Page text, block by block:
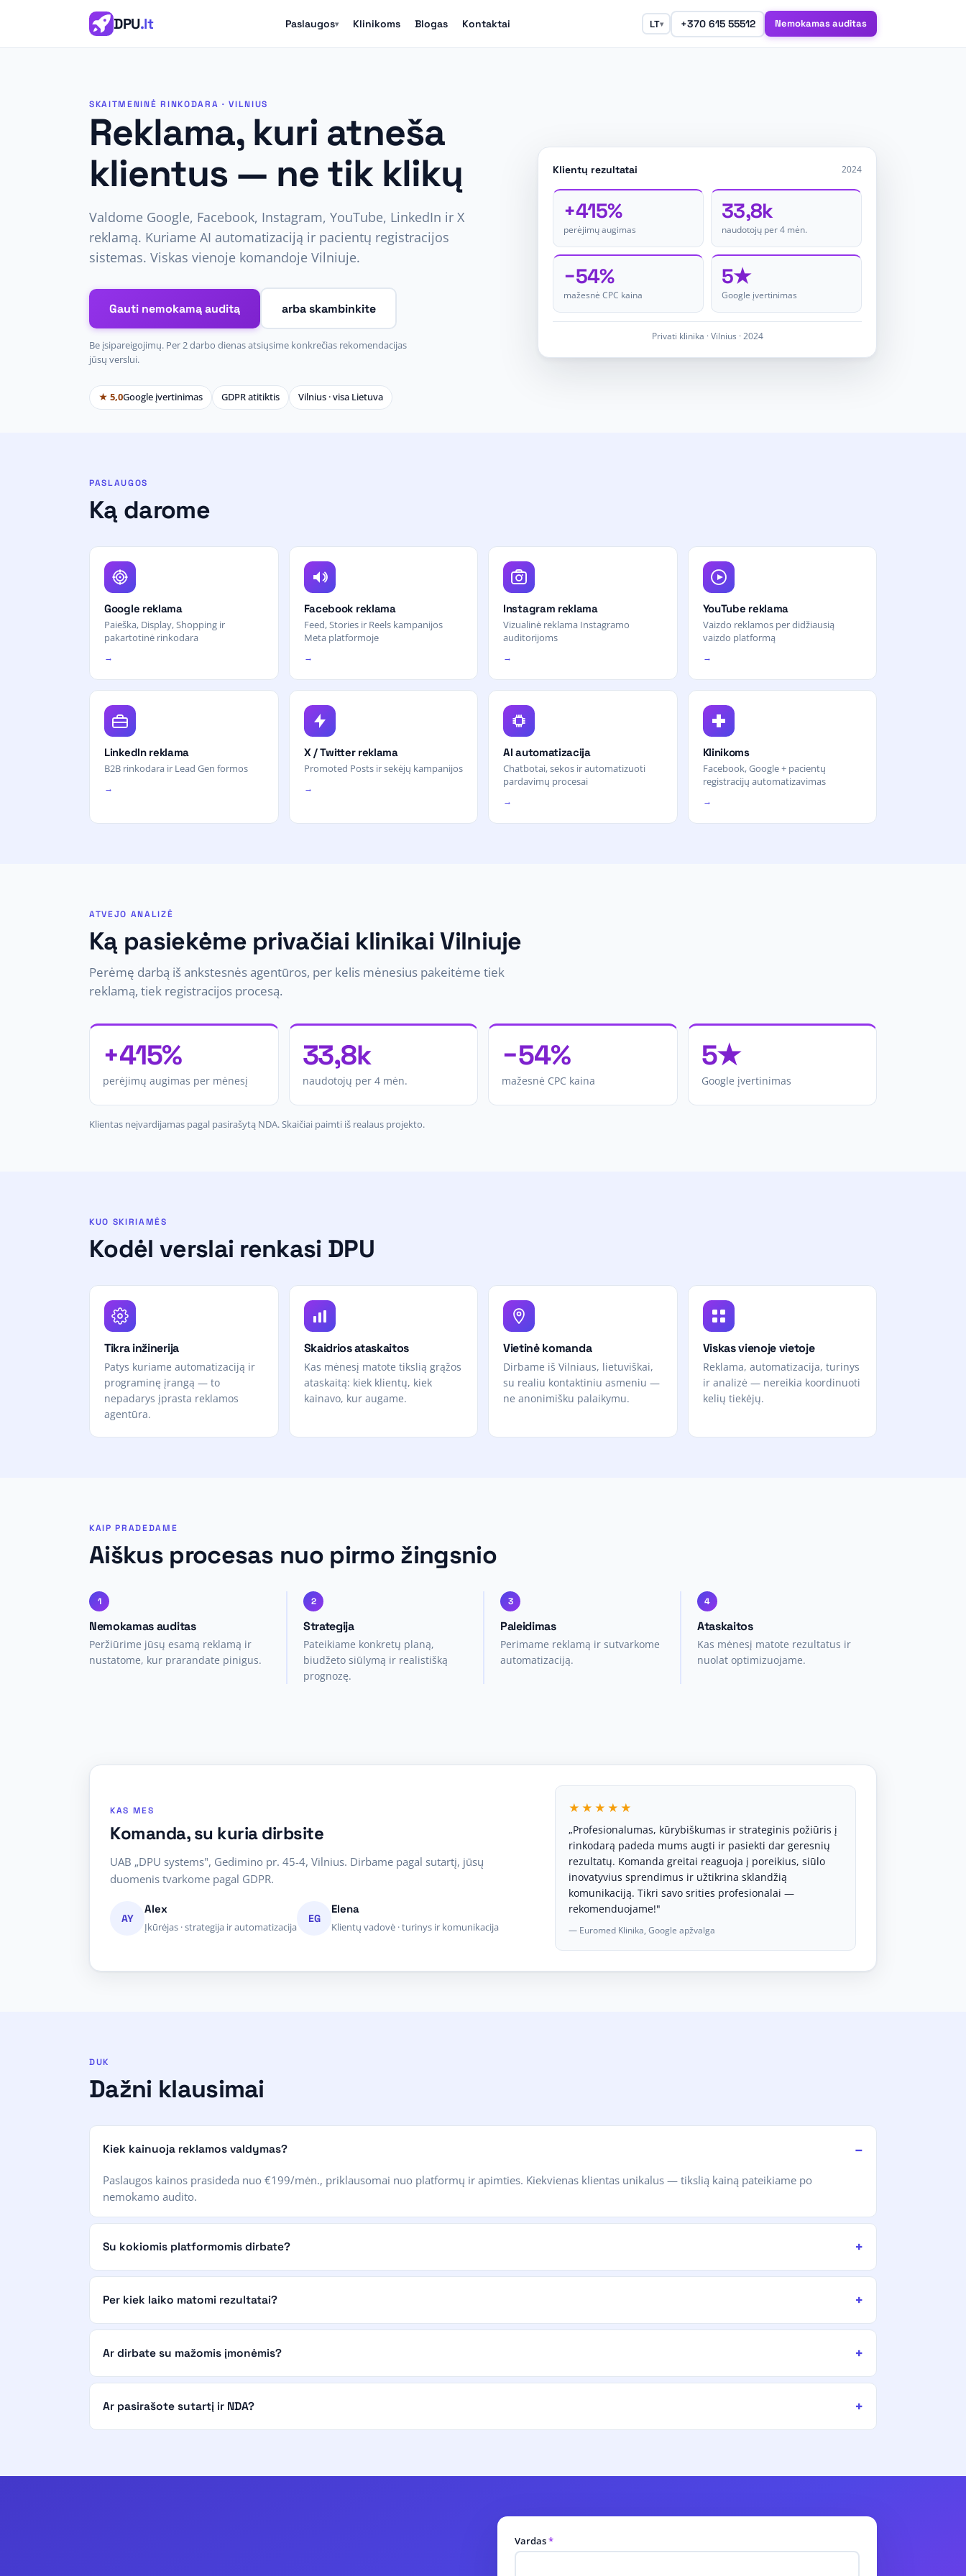
DPU.lt Paslaugos▾ Klinikoms Blogas Kontaktai LT▾ +370 615 55512 Nemokamas auditas
SKAITMENINĖ RINKODARA · VILNIUS
Reklama, kuri atneša
klientus — ne tik klikų
Valdome Google, Facebook, Instagram, YouTube, LinkedIn ir X
reklamą. Kuriame AI automatizaciją ir pacientų registracijos
sistemas. Viskas vienoje komandoje Vilniuje.
Gauti nemokamą auditą arba skambinkite
Be įsipareigojimų. Per 2 darbo dienas atsiųsime konkrečias rekomendacijas
jūsų verslui.
★ 5,0Google įvertinimas GDPR atitiktis Vilnius · visa Lietuva
Klientų rezultatai 2024
+415%
perėjimų augimas
33,8k
naudotojų per 4 mėn.
−54%
mažesnė CPC kaina
5★
Google įvertinimas
Privati klinika · Vilnius · 2024
PASLAUGOS
Ką darome
Google reklama
Paieška, Display, Shopping ir
pakartotinė rinkodara
→
Facebook reklama
Feed, Stories ir Reels kampanijos
Meta platformoje
→
Instagram reklama
Vizualinė reklama Instagramo
auditorijoms
→
YouTube reklama
Vaizdo reklamos per didžiausią
vaizdo platformą
→
LinkedIn reklama
B2B rinkodara ir Lead Gen formos
→
X / Twitter reklama
Promoted Posts ir sekėjų kampanijos
→
AI automatizacija
Chatbotai, sekos ir automatizuoti
pardavimų procesai
→
Klinikoms
Facebook, Google + pacientų
registracijų automatizavimas
→
ATVEJO ANALIZĖ
Ką pasiekėme privačiai klinikai Vilniuje
Perėmę darbą iš ankstesnės agentūros, per kelis mėnesius pakeitėme tiek
reklamą, tiek registracijos procesą.
+415%
perėjimų augimas per mėnesį
33,8k
naudotojų per 4 mėn.
−54%
mažesnė CPC kaina
5★
Google įvertinimas
Klientas neįvardijamas pagal pasirašytą NDA. Skaičiai paimti iš realaus projekto.
KUO SKIRIAMĖS
Kodėl verslai renkasi DPU
Tikra inžinerija
Patys kuriame automatizaciją ir
programinę įrangą — to
nepadarys įprasta reklamos
agentūra.
Skaidrios ataskaitos
Kas mėnesį matote tikslią grąžos
ataskaitą: kiek klientų, kiek
kainavo, kur augame.
Vietinė komanda
Dirbame iš Vilniaus, lietuviškai,
su realiu kontaktiniu asmeniu —
ne anonimišku palaikymu.
Viskas vienoje vietoje
Reklama, automatizacija, turinys
ir analizė — nereikia koordinuoti
kelių tiekėjų.
KAIP PRADEDAME
Aiškus procesas nuo pirmo žingsnio
1
Nemokamas auditas
Peržiūrime jūsų esamą reklamą ir
nustatome, kur prarandate pinigus.
2
Strategija
Pateikiame konkretų planą,
biudžeto siūlymą ir realistišką
prognozę.
3
Paleidimas
Perimame reklamą ir sutvarkome
automatizaciją.
4
Ataskaitos
Kas mėnesį matote rezultatus ir
nuolat optimizuojame.
KAS MES
Komanda, su kuria dirbsite
UAB „DPU systems", Gedimino pr. 45-4, Vilnius. Dirbame pagal sutartį, jūsų
duomenis tvarkome pagal GDPR.
AY
Alex
Įkūrėjas · strategija ir automatizacija
EG
Elena
Klientų vadovė · turinys ir komunikacija
★★★★★
„Profesionalumas, kūrybiškumas ir strateginis požiūris į
rinkodarą padeda mums augti ir pasiekti dar geresnių
rezultatų. Komanda greitai reaguoja į poreikius, siūlo
inovatyvius sprendimus ir užtikrina sklandžią
komunikaciją. Tikri savo srities profesionalai —
rekomenduojame!"
— Euromed Klinika, Google apžvalga
DUK
Dažni klausimai
Kiek kainuoja reklamos valdymas?
Paslaugos kainos prasideda nuo €199/mėn., priklausomai nuo platformų ir apimties. Kiekvienas klientas unikalus — tikslią kainą pateikiame po
nemokamo audito.
Su kokiomis platformomis dirbate?
Per kiek laiko matomi rezultatai?
Ar dirbate su mažomis įmonėmis?
Ar pasirašote sutartį ir NDA?
Vardas*